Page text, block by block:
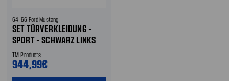
64-66 Ford Mustang
SET TÜRVERKLEIDUNG -
SPORT - SCHWARZ LINKS
UND RECHTS
TMI Products
944,99€